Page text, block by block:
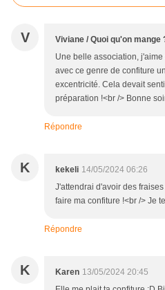
V Viviane / Quoi qu'on mange
Une belle association,
avec ce genre de confiture
excentricité. Cela devait
préparation !<br /> Bonne
Répondre
K kekeli 14/05/2024 06:26
J'attendrai d'avoir des
faire ma confiture !<br /> Je
Répondre
K Karen 13/05/2024 20:45